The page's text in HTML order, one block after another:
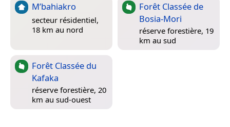
M’bahiakro
secteur résidentiel,
18 km au nord
Forêt Classée de
Bosia-Mori
réserve forestière, 19
km au sud
Forêt Classée du
Kafaka
réserve forestière, 20
km au sud-ouest